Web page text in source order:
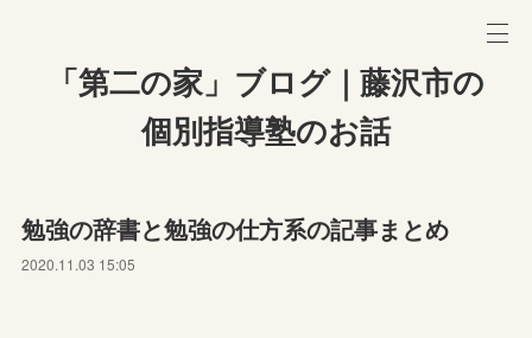
「第二の家」ブログ｜藤沢市の
個別指導塾のお話
勉強の辞書と勉強の仕方系の記事まとめ
2020.11.03 15:05